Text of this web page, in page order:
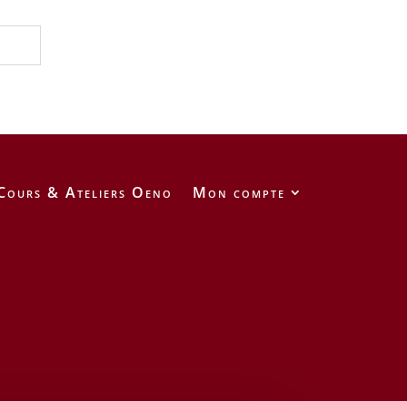
& Ateliers Oeno Mon compte